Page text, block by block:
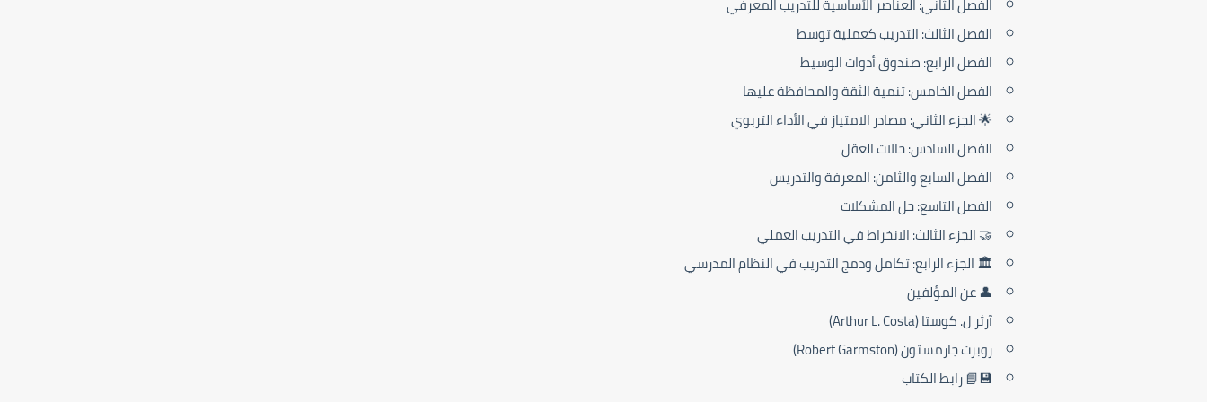
الفصل الثالث: التدريب كعملية توسط
الفصل الرابع: صندوق أدوات الوسيط
الفصل الخامس: تنمية الثقة والمحافظة عليها
🌟 الجزء الثاني: مصادر الامتياز في الأداء التربوي
الفصل السادس: حالات العقل
الفصل السابع والثامن: المعرفة والتدريس
الفصل التاسع: حل المشكلات
🤝 الجزء الثالث: الانخراط في التدريب العملي
🏛️ الجزء الرابع: تكامل ودمج التدريب في النظام المدرسي
👤 عن المؤلفين
آرثر ل. كوستا (Arthur L. Costa)
روبرت جارمستون (Robert Garmston)
💾📘 رابط الكتاب